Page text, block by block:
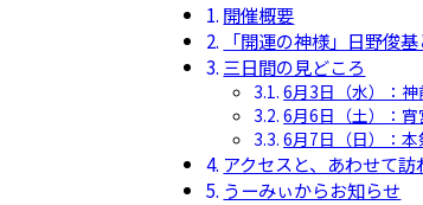
開催概要
「開運の神様」日野俊
三日間の見どころ
6月3日（水）：
6月6日（土）：
6月7日（日）：
アクセスと、あわせて
うーみぃからお知らせ